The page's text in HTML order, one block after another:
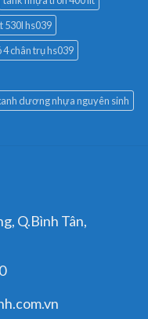
530l hs039
chân trụ hs039
dương nhựa nguyên sinh
Q.Bình Tân,